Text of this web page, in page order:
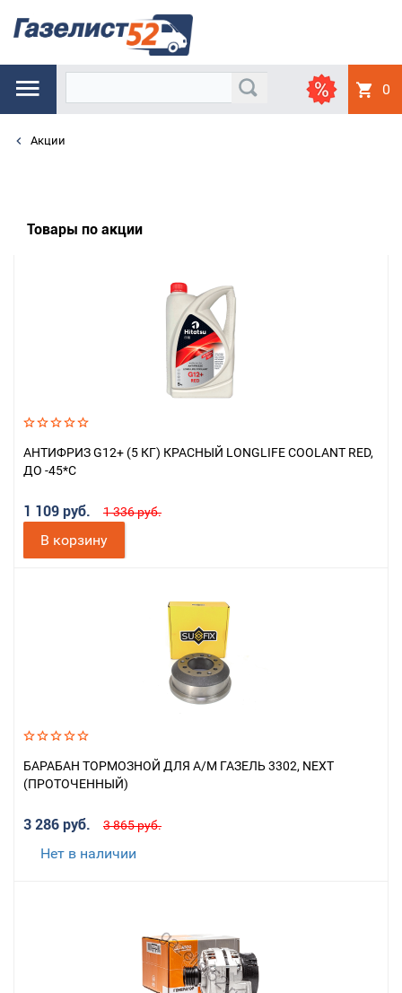
0
Акции
Товары по акции
АНТИФРИЗ G12+ (5 КГ) КРАСНЫЙ LONGLIFE COOLANT RED,
ДО -45*С
1 109 руб. 1 336 руб.
В корзину
БАРАБАН ТОРМОЗНОЙ ДЛЯ А/М ГАЗЕЛЬ 3302, NEXT
(ПРОТОЧЕННЫЙ)
3 286 руб. 3 865 руб.
Нет в наличии